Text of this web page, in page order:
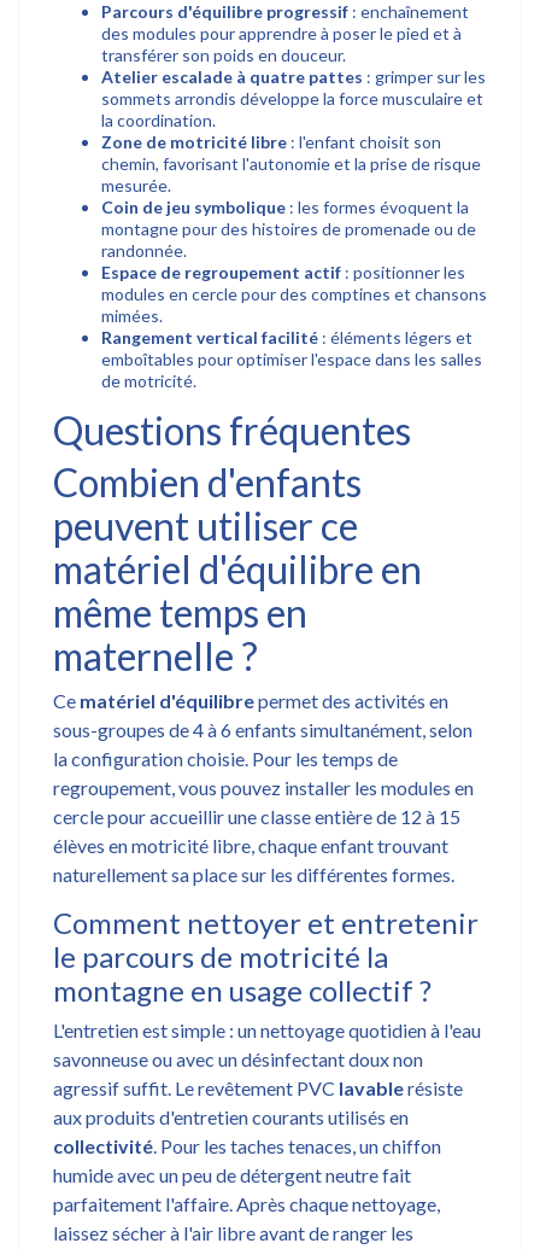
Parcours d'équilibre progressif : enchaînement
des modules pour apprendre à poser le pied et à
transférer son poids en douceur.
Atelier escalade à quatre pattes : grimper sur les
sommets arrondis développe la force musculaire et
la coordination.
Zone de motricité libre : l'enfant choisit son
chemin, favorisant l'autonomie et la prise de risque
mesurée.
Coin de jeu symbolique : les formes évoquent la
montagne pour des histoires de promenade ou de
randonnée.
Espace de regroupement actif : positionner les
modules en cercle pour des comptines et chansons
mimées.
Rangement vertical facilité : éléments légers et
emboîtables pour optimiser l'espace dans les salles
de motricité.
Questions fréquentes
Combien d'enfants
peuvent utiliser ce
matériel d'équilibre en
même temps en
maternelle ?
Ce matériel d'équilibrepermet des activités en
sous-groupes de 4 à 6 enfants simultanément, selon
la configuration choisie. Pour les temps de
regroupement, vous pouvez installer les modules en
cercle pour accueillir une classe entière de 12 à 15
élèves en motricité libre, chaque enfant trouvant
naturellement sa place sur les différentes formes.
Comment nettoyer et entretenir
le parcours de motricité la
montagne en usage collectif ?
L'entretien est simple : un nettoyage quotidien à l'eau
savonneuse ou avec un désinfectant doux non
agressif suffit. Le revêtement PVC lavablerésiste
aux produits d'entretien courants utilisés en
collectivité. Pour les taches tenaces, un chiffon
humide avec un peu de détergent neutre fait
parfaitement l'affaire. Après chaque nettoyage,
laissez sécher à l'air libre avant de ranger les